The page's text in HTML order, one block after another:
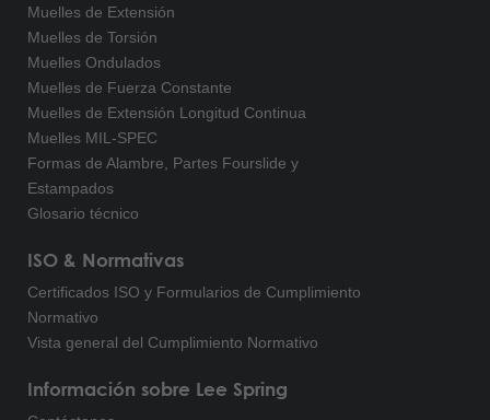
Muelles de Extensión
Muelles de Torsión
Muelles Ondulados
Muelles de Fuerza Constante
Muelles de Extensión Longitud Continua
Muelles MIL-SPEC
Formas de Alambre, Partes Fourslide y
Estampados
Glosario técnico
ISO & Normativas
Certificados ISO y Formularios de Cumplimiento
Normativo
Vista general del Cumplimiento Normativo
Información sobre Lee Spring